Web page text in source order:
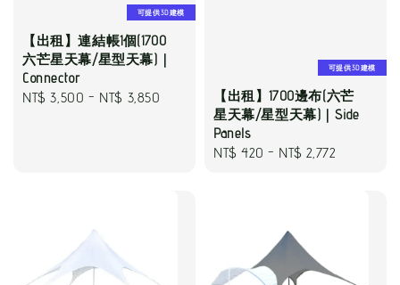
可提供3D建模
【出租】連結帳1個(1700
六芒星天幕/星型天幕)｜
Connector
Regular
NT$ 3,500 - NT$ 3,850
可提供3D建模
【出租】1700邊布(六芒
星天幕/星型天幕)｜Side
Panels
Regular
NT$ 420 - NT$ 2,772